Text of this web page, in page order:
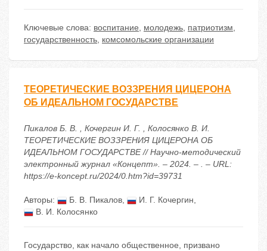
Ключевые слова: воспитание, молодежь, патриотизм,
государственность, комсомольские организации
ТЕОРЕТИЧЕСКИЕ ВОЗЗРЕНИЯ ЦИЦЕРОНА
ОБ ИДЕАЛЬНОМ ГОСУДАРСТВЕ
Пикалов Б. В. , Кочергин И. Г. , Колосянко В. И.
ТЕОРЕТИЧЕСКИЕ ВОЗЗРЕНИЯ ЦИЦЕРОНА ОБ
ИДЕАЛЬНОМ ГОСУДАРСТВЕ // Научно-методический
электронный журнал «Концепт». – 2024. – . – URL:
https://e-koncept.ru/2024/0.htm?id=39731
Авторы: Б. В. Пикалов, И. Г. Кочергин,
В. И. Колосянко
Государство, как начало общественное, призвано